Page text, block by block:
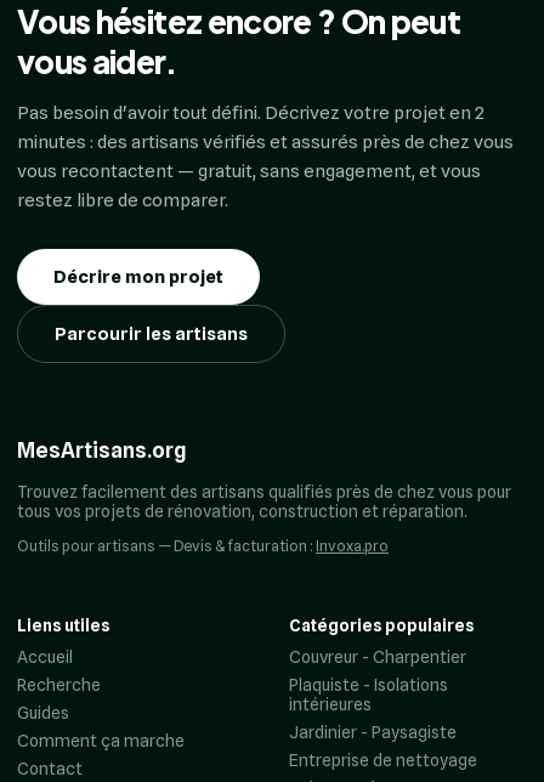
Vous hésitez encore ? On peut
vous aider.
Pas besoin d'avoir tout défini. Décrivez votre projet en 2
minutes : des artisans vérifiés et assurés près de chez vous
vous recontactent — gratuit, sans engagement, et vous
restez libre de comparer.
Décrire mon projet
Parcourir les artisans
MesArtisans.org
Trouvez facilement des artisans qualifiés près de chez vous pour
tous vos projets de rénovation, construction et réparation.
Outils pour artisans — Devis & facturation : Invoxa.pro
Liens utiles
Accueil
Recherche
Guides
Comment ça marche
Contact
Catégories populaires
Couvreur - Charpentier
Plaquiste - Isolations
intérieures
Jardinier - Paysagiste
Entreprise de nettoyage